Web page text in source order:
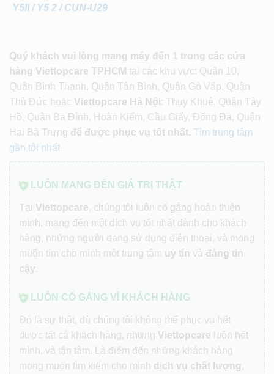
Y5II / Y5 2 / CUN-U29
Quý khách vui lòng mang máy đến 1 trong các cửa
hàng Viettopcare TPHCM tại các khu vực: Quận 10,
Quận Bình Thạnh, Quận Tân Bình, Quận Gò Vấp, Quận
Thủ Đức hoặc Viettopcare Hà Nội: Thụy Khuê, Quận Tây
Hồ, Quận Ba Đình, Hoàn Kiếm, Cầu Giấy, Đống Đa, Quận
Hai Bà Trưng để được phục vụ tốt nhất. Tìm trung tâm
gần tôi nhất
LUÔN MANG ĐẾN GIÁ TRỊ THẬT
Tại Viettopcare, chúng tôi luôn cố gắng hoàn thiện
mình, mang đến một dịch vụ tốt nhất dành cho khách
hàng, những người đang sử dụng điện thoại, và mong
muốn tìm cho mình một trung tâm uy tín và đáng tin
cậy.
LUÔN CỐ GẮNG VÌ KHÁCH HÀNG
Đó là sự thật, dù chúng tôi không thể phục vụ hết
được tất cả khách hàng, nhưng Viettopcare luôn hết
mình, và tận tâm. Là điểm đến những khách hàng
mong muốn tìm kiếm cho mình dịch vụ chất lượng,